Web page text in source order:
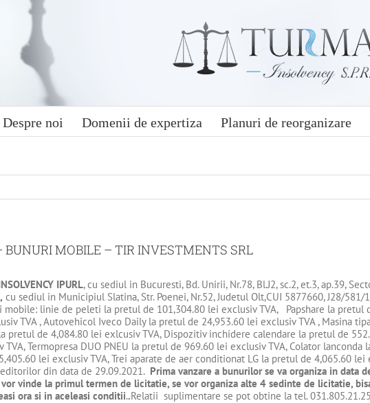
Despre noi Domenii de expertiza Planuri de reorganizare
BUNURI MOBILE – TIR INVESTMENTS SRL
IPURL, cu sediul in Bucuresti, Bd. Unirii, Nr.78, Bl.J2, sc.2, et.3, ap.39,
, cu sediul in Municipiul Slatina, Str. Poenei, Nr.52, Judetul Olt,CUI 5877660, J28/
mobile: linie de peleti la pretul de 101,304.80 lei exclusiv TVA, Papshare la pretul
TVA , Autovehicol Iveco Daily la pretul de 24,953.60 lei exclusiv TVA , Masina
pretul de 4,084.80 lei exlcusiv TVA, Dispozitiv inchidere calendare la pretul de
TVA, Termopresa DUO PNEU la pretul de 969.60 lei exclusiv TVA, Colator
lei exclusiv TVA, Trei aparate de aer conditionat LG la pretul de 4,065.60
din data de 29.09.2021. Prima vanzare a bunurilor se va organiza in
vinde la primul termen de licitatie, se vor organiza alte 4 sedinte de licitatie,
ora si in aceleasi conditii..Relatii suplimentare se pot obtine la tel.